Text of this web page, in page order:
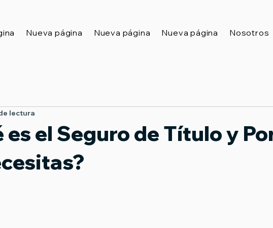
Nueva página Nueva página Nueva página Nosotros
es el Seguro de Título y
lectura